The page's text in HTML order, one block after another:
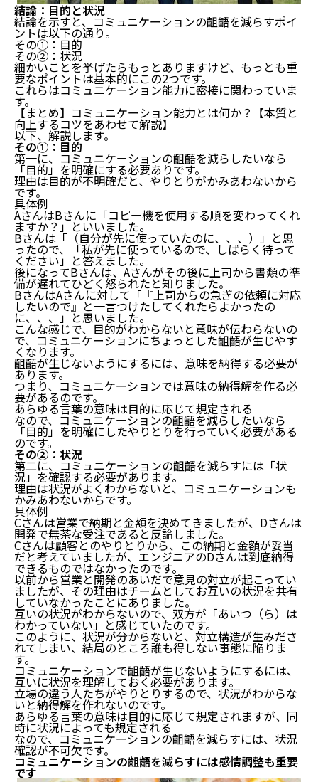
結論：目的と状況
結論を示すと、コミュニケーションの齟齬を減らすポイ
ントは以下の通り。
その①：目的
その②：状況
細かいことを挙げたらもっとありますけど、もっとも重
要なポイントは基本的にこの2つです。
これらはコミュニケーション能力に密接に関わっていま
す。
【まとめ】コミュニケーション能力とは何か？【本質と
向上するコツをあわせて解説】
以下、解説します。
その①：目的
第一に、コミュニケーションの齟齬を減らしたいなら
「目的」を明確にする必要ありです。
理由は目的が不明確だと、やりとりがかみあわないから
です。
具体例
AさんはBさんに「コピー機を使用する順を変わってくれ
ますか？」といいました。
Bさんは「（自分が先に使っていたのに、、、）」と思
ったので、「私が先に使っているので、しばらく待って
ください」と答えました。
後になってBさんは、Aさんがその後に上司から書類の準
備が遅れてひどく怒られたと知りました。
BさんはAさんに対して「『上司からの急ぎの依頼に対応
したいので』と一言つけたしてくれたらよかったの
に、、、」と思いました。
こんな感じで、目的がわからないと意味が伝わらないの
で、コミュニケーションにちょっとした齟齬が生じやす
くなります。
齟齬が生じないようにするには、意味を納得する必要が
あります。
つまり、コミュニケーションでは意味の納得解を作る必
要があるのです。
あらゆる言葉の意味は目的に応じて規定される
なので、コミュニケーションの齟齬を減らしたいなら
「目的」を明確にしたやりとりを行っていく必要がある
のです。
その②：状況
第二に、コミュニケーションの齟齬を減らすには「状
況」を確認する必要があります。
理由は状況がよくわからないと、コミュニケーションも
かみあわないからです。
具体例
Cさんは営業で納期と金額を決めてきましたが、Dさんは
開発で無茶な受注であると反論しました。
Cさんは顧客とのやりとりから、この納期と金額が妥当
だと考えていましたが、エンジニアのDさんは到底納得
できるものではなかったのです。
以前から営業と開発のあいだで意見の対立が起こってい
ましたが、その理由はチームとしてお互いの状況を共有
していなかったことにありました。
互いの状況がわからないので、双方が「あいつ（ら）は
わかっていない」と感じていたのです。
このように、状況が分からないと、対立構造が生みださ
れてしまい、結局のところ誰も得しない事態に陥りま
す。
コミュニケーションで齟齬が生じないようにするには、
互いに状況を理解しておく必要があります。
立場の違う人たちがやりとりするので、状況がわからな
いと納得解を作れないのです。
あらゆる言葉の意味は目的に応じて規定されますが、同
時に状況によっても規定される
なので、コミュニケーションの齟齬を減らすには、状況
確認が不可欠です。
コミュニケーションの齟齬を減らすには感情調整も重要
です